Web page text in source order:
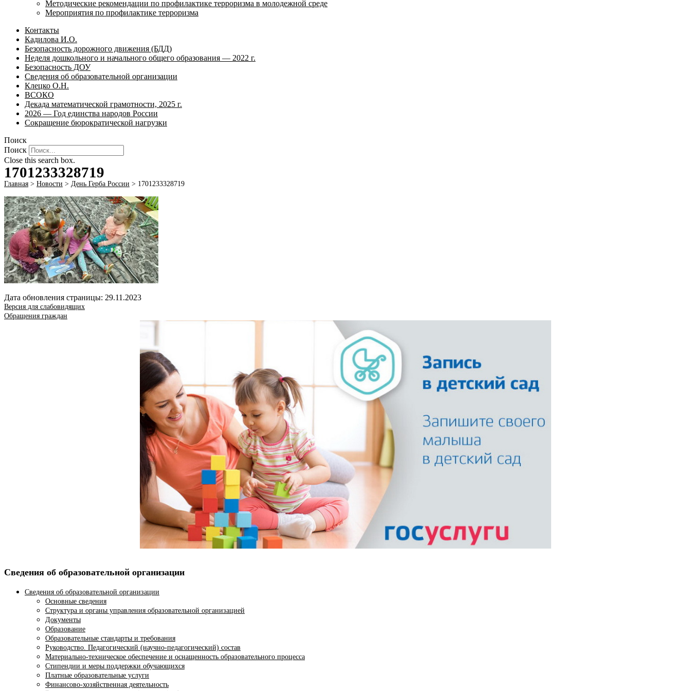
Методические рекомендации по профилактике терроризма в молодежной среде
Мероприятия по профилактике терроризма
Контакты
Кадилова И.О.
Безопасность дорожного движения (БДД)
Неделя дошкольного и начального общего образования — 2022 г.
Безопасность ДОУ
Сведения об образовательной организации
Клецко О.Н.
ВСОКО
Декада математической грамотности, 2025 г.
2026 — Год единства народов России
Сокращение бюрократической нагрузки
Поиск
Поиск
Close this search box.
1701233328719
Главная > Новости > День Герба России > 1701233328719
Дата обновления страницы: 29.11.2023
Версия для слабовидящих
Обращения граждан
Сведения об образовательной организации
Сведения об образовательной организации
Основные сведения
Структура и органы управления образовательной организацией
Документы
Образование
Образовательные стандарты и требования
Руководство. Педагогический (научно-педагогический) состав
Материально-техническое обеспечение и оснащенность образовательного процесса
Стипендии и меры поддержки обучающихся
Платные образовательные услуги
Финансово-хозяйственная деятельность